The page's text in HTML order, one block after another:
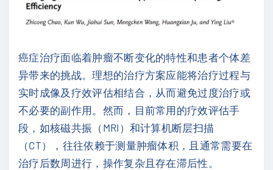
癌症治疗面临着肿瘤不断变化的特性和患者个体差
异带来的挑战。理想的治疗方案应能将治疗过程与
实时成像及疗效评估相结合，从而避免过度治疗或
不必要的副作用。然而，目前常用的疗效评估手
段，如核磁共振（MRI）和计算机断层扫描
（CT），往往依赖于测量肿瘤体积，且通常需要在
治疗后数周进行，操作复杂且存在滞后性。